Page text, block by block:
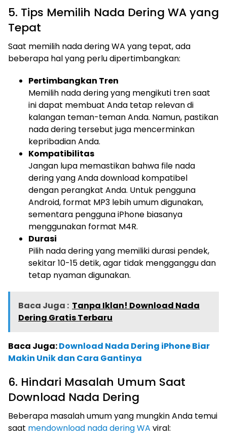
5. Tips Memilih Nada Dering WA yang
Tepat
Saat memilih nada dering WA yang tepat, ada
beberapa hal yang perlu dipertimbangkan:
Pertimbangkan Tren
Memilih nada dering yang mengikuti tren saat
ini dapat membuat Anda tetap relevan di
kalangan teman-teman Anda. Namun, pastikan
nada dering tersebut juga mencerminkan
kepribadian Anda.
Kompatibilitas
Jangan lupa memastikan bahwa file nada
dering yang Anda download kompatibel
dengan perangkat Anda. Untuk pengguna
Android, format MP3 lebih umum digunakan,
sementara pengguna iPhone biasanya
menggunakan format M4R.
Durasi
Pilih nada dering yang memiliki durasi pendek,
sekitar 10-15 detik, agar tidak mengganggu dan
tetap nyaman digunakan.
Baca Juga : Tanpa Iklan! Download Nada
Dering Gratis Terbaru
Baca Juga:Download Nada Dering iPhone Biar
Makin Unik dan Cara Gantinya
6. Hindari Masalah Umum Saat
Download Nada Dering
Beberapa masalah umum yang mungkin Anda temui
saat mendownload nada dering WA viral: